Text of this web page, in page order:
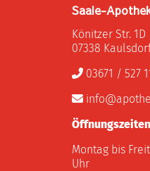
Saale-
Könitzer Str. 1D
07338
03671 / 527
Öffnungszeiten
Montag bis
Uhr